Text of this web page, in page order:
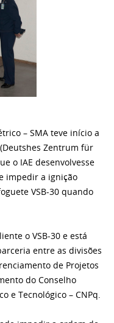
– SMA teve início a
Zentrum für
o IAE desenvolvesse
impedir a ignição
VSB-30 quando
o VSB-30 e está
entre as divisões
de Projetos
do Conselho
e Tecnológico – CNPq.